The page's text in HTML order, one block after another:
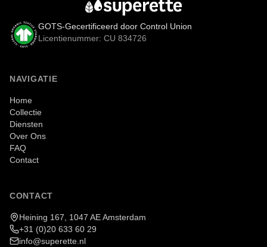
GOTS-Gecertificeerd door Control Union
Licentienummer: CU 834726
NAVIGATIE
Home
Collectie
Diensten
Over Ons
FAQ
Contact
CONTACT
Heining 167, 1047 AE Amsterdam
+31 (0)20 633 60 29
info@superette.nl